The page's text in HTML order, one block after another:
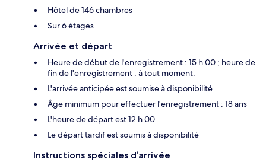
Hôtel de 146 chambres
Sur 6 étages
Arrivée et départ
Heure de début de l'enregistrement : 15 h 00 ; heure de
fin de l'enregistrement : à tout moment.
L'arrivée anticipée est soumise à disponibilité
Âge minimum pour effectuer l'enregistrement : 18 ans
L'heure de départ est 12 h 00
Le départ tardif est soumis à disponibilité
Instructions spéciales d’arrivée